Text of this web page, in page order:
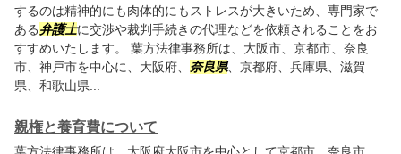
するのは精神的にも肉体的にもストレスが大きいため、専門家で
ある弁護士に交渉や裁判手続きの代理などを依頼されることをお
すすめいたします。 葉方法律事務所は、大阪市、京都市、奈良
市、神戸市を中心に、大阪府、 奈良県、京都府、兵庫県、滋賀
県、和歌山県...
親権と養育費について
葉方法律事務所は、大阪府大阪市を中心として京都市、奈良市、